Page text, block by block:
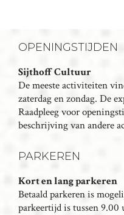
OPENINGSTIJDEN
Sijthoff Cultuur
De meeste activiteiten
zaterdag en zondag. De
Raadpleeg voor
beschrijving van andere
PARKEREN
Kort en lang parkeren
Betaald parkeren is
parkeertijd is tussen